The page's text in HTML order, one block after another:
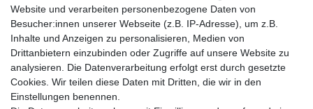
Newsletter-Anmeldung
FAQ / Fragen
Mein Warenkorb
Mein Merkzettel
Mein Konto
UNSER LADENGESCHÄFT
Website und verarbeiten personenbezogene Daten von
Besucher:innen unserer Webseite (z.B. IP-Adresse), um z.B.
Inhalte und Anzeigen zu personalisieren, Medien von
Drittanbietern einzubinden oder Zugriffe auf unsere Website zu
analysieren. Die Datenverarbeitung erfolgt erst durch gesetzte
Cookies. Wir teilen diese Daten mit Dritten, die wir in den
Einstellungen benennen.